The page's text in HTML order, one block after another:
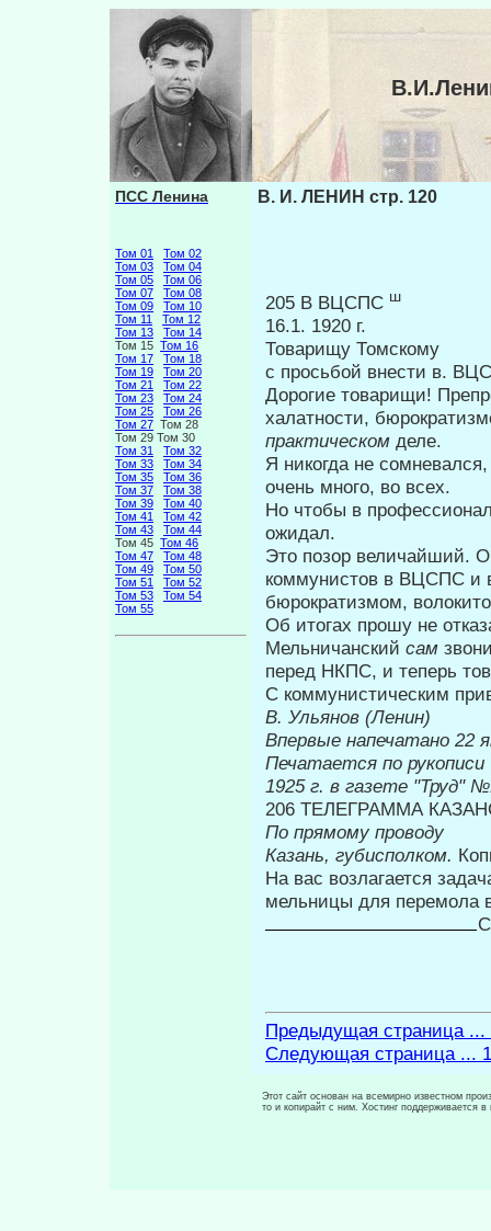
ПСС Ленина
Том 01
Том 02
Том 03
Том 04
Том 05
Том 06
Том 07
Том 08
Том 09
Том 10
Том 11
Том 12
Том 13
Том 14
Том 15 Том 16
Том 17
Том 18
Том 19
Том 20
Том 21
Том 22
Том 23
Том 24
Том 25
Том 26
Том 27 Том 28
Том 29 Том 30
Том 31
Том 32
Том 33
Том 34
Том 35
Том 36
Том 37
Том 38
Том 39
Том 40
Том 41
Том 42
Том 43
Том 44
Том 45 Том 46
Том 47
Том 48
Том 49
Том 50
Том 51
Том 52
Том 53
Том 54
Том 55
В. И. ЛЕНИН стр. 120
205 В ВЦСПС ш
16.1. 1920 г.
Товарищу Томскому
с просьбой внести в.
Дорогие товарищи!
ха­латности,
практическом деле.
Я никогда не
очень мно­го, во всех.
Но чтобы в
ожидал.
Это позор величайший.
ком­мунистов в ВЦСПС и
бюрократизмом,
Об итогах прошу не
Мельничанский сам
перед НКПС, и теперь
С коммунистическим
В. Ульянов (Ленин)
Впервые
Печатается по рукописи
1925 г. в газете "Труд"
206 ТЕЛЕГРАММА
По прямому проводу
Казань, губисполком.
На вас возлагается
мельницы для перемола
Предыдущая страница ...
Следующая страница ...
Этот сайт основан на всемирно известном
то и копирайт с ним. Хостинг поддерживается